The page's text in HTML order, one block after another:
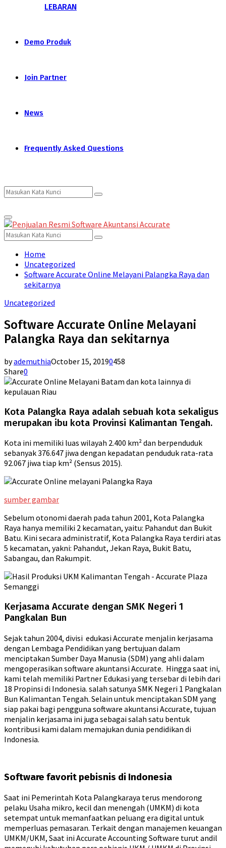
LEBARAN
Demo Produk
Join Partner
News
Frequently Asked Questions
Search
for:
Search
Primary
Menu
Search
for:
Search
Home
Uncategorized
Software Accurate Online Melayani Palangka Raya dan
sekitarnya
Uncategorized
Software Accurate Online Melayani
Palangka Raya dan sekitarnya
byademuthiaOctober 15, 20190458
Share0
Kota Palangka Raya adalah sebuah kota sekaligus
merupakan ibu kota Provinsi Kalimantan Tengah.
Kota ini memiliki luas wilayah 2.400 km² dan berpenduduk
sebanyak 376.647 jiwa dengan kepadatan penduduk rata-rata
92.067 jiwa tiap km² (Sensus 2015).
sumber gambar
Sebelum otonomi daerah pada tahun 2001, Kota Palangka
Raya hanya memiliki 2 kecamatan, yaitu: Pahandut dan Bukit
Batu. Kini secara administratif, Kota Palangka Raya terdiri atas
5 kecamatan, yakni: Pahandut, Jekan Raya, Bukit Batu,
Sabangau, dan Rakumpit.
Kerjasama Accurate dengan SMK Negeri 1
Pangkalan Bun
Sejak tahun 2004, divisi edukasi Accurate menjalin kerjasama
dengan Lembaga Pendidikan yang bertujuan dalam
menciptakan Sumber Daya Manusia (SDM) yang ahli dalam
mengoperasikan software akuntansi Accurate. Hingga saat ini,
kami telah memiliki Partner Edukasi yang tersebar di lebih dari
18 Propinsi di Indonesia. salah satunya SMK Negeri 1 Pangkalan
Bun Kalimantan Tengah. Selain untuk menciptakan SDM yang
siap pakai bagi pengguna software akuntansi Accurate, tujuan
menjalin kerjasama ini juga sebagai salah satu bentuk
kontribusi kami dalam memajukan dunia pendidikan di
Indonesia.
Software favorit pebisnis di Indonesia
Saat ini Pemerintah Kota Palangkaraya terus mendorong
pelaku Usaha mikro, kecil dan menengah (UMKM) di kota
setempat untuk memanfaatkan peluang era digital untuk
memperluas pemasaran. Terkait dengan manajemen keuangan
UMKM/UKM, Saat ini Accurate Accounting Software turut andil